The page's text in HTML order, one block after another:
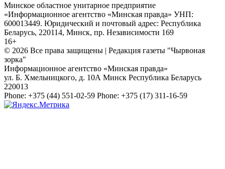
Минское областное унитарное предприятие
«Информационное агентство «Минская правда» УНП:
600013449. Юридический и почтовый адрес: Республика
Беларусь, 220114, Минск, пр. Независимости 169
16+
© 2026 Все права защищены | Редакция газеты "Чырвоная
зорка"
Информационное агентство «Минская правда»
ул. Б. Хмельницкого, д. 10А Минск Республика Беларусь
220013
Phone: +375 (44) 551-02-59 Phone: +375 (17) 311-16-59